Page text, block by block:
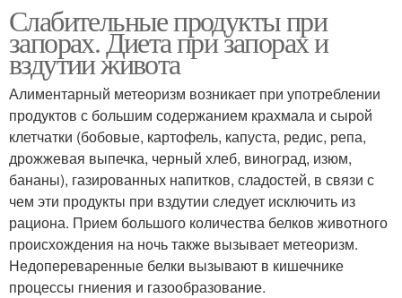
Питания для мужчин Питание с чесноком
Слабительные продукты при
запорах. Диета при запорах и
вздутии живота
Алиментарный метеоризм возникает при употреблении
продуктов с большим содержанием крахмала и сырой
клетчатки (бобовые, картофель, капуста, редис, репа,
дрожжевая выпечка, черный хлеб, виноград, изюм,
бананы), газированных напитков, сладостей, в связи с
чем эти продукты при вздутии следует исключить из
рациона. Прием большого количества белков животного
происхождения на ночь также вызывает метеоризм.
Недопереваренные белки вызывают в кишечнике
процессы гниения и газообразование.